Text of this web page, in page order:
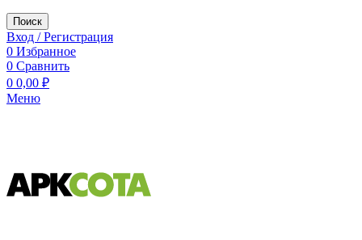
Поиск
Вход / Регистрация
0 Избранное
0 Сравнить
0 0,00 ₽
Меню